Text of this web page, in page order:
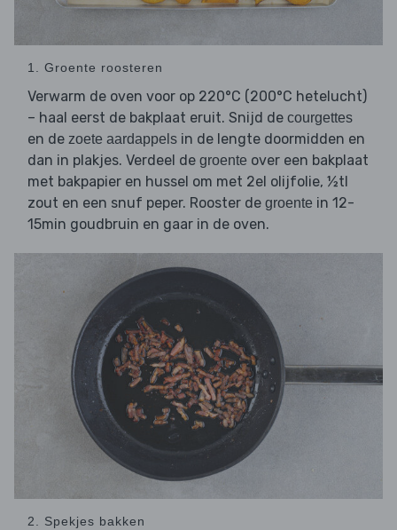
1. Groente roosteren
Verwarm de oven voor op 220°C (200°C hetelucht)
– haal eerst de bakplaat eruit. Snijd de courgettes
en de zoete aardappels in de lengte doormidden en
dan in plakjes. Verdeel de groente over een bakplaat
met bakpapier en hussel om met 2el olijfolie, ½tl
zout en een snuf peper. Rooster de groente in 12-
15min goudbruin en gaar in de oven.
2. Spekjes bakken